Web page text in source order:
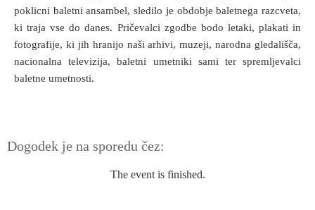
poklicni baletni ansambel, sledilo je obdobje baletnega razcveta,
ki traja vse do danes. Pričevalci zgodbe bodo letaki, plakati in
fotografije, ki jih hranijo naši arhivi, muzeji, narodna gledališča,
nacionalna televizija, baletni umetniki sami ter spremljevalci
baletne umetnosti.
Dogodek je na sporedu čez:
The event is finished.